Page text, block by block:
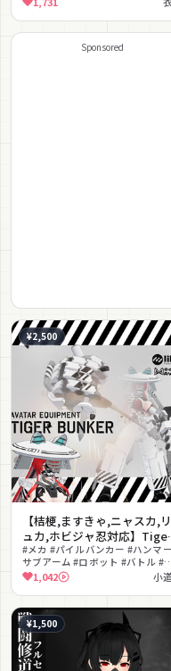
Sponsored
¥2,500
【桔梗,ますきゃ,ニャスカ,リ
ュカ,ホビジャ忍対応】Tiger
Bunker（タイガーバンカー
#メカ #パイルバンカー #ハンマ
サブアーム #ロボット #バトル #
装1,042 小
¥1,500